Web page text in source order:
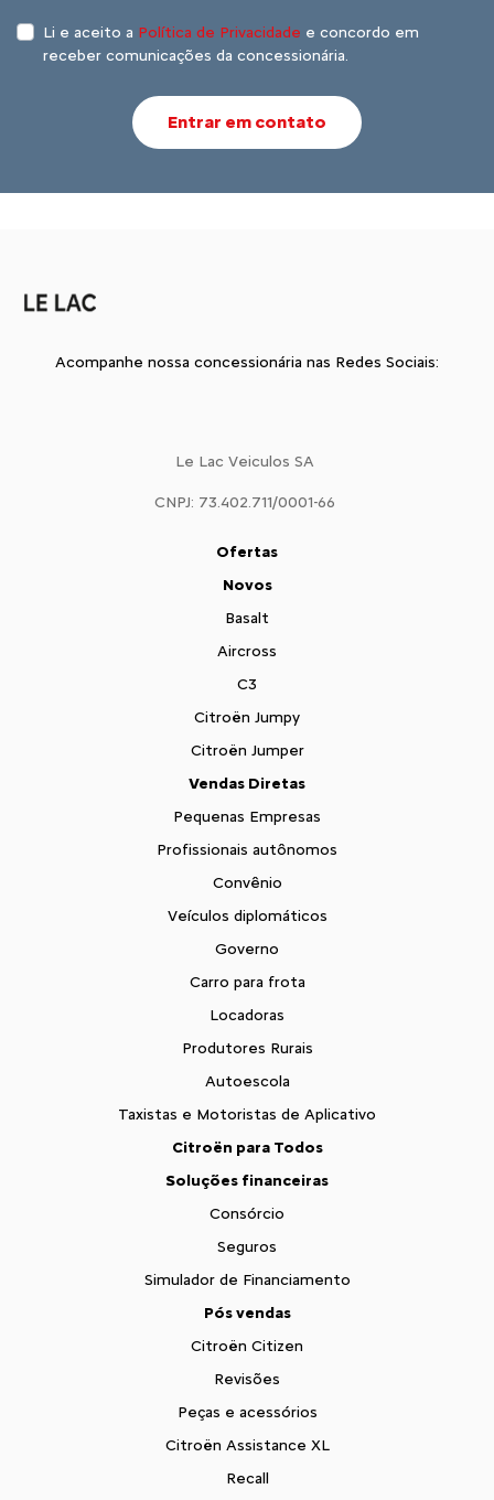
Li e aceito a Política de Privacidade e concordo em
receber comunicações da concessionária.
Entrar em contato
Acompanhe nossa concessionária nas Redes Sociais:
Le Lac Veiculos SA
CNPJ: 73.402.711/0001-66
Ofertas
Novos
Basalt
Aircross
C3
Citroën Jumpy
Citroën Jumper
Vendas Diretas
Pequenas Empresas
Profissionais autônomos
Convênio
Veículos diplomáticos
Governo
Carro para frota
Locadoras
Produtores Rurais
Autoescola
Taxistas e Motoristas de Aplicativo
Citroën para Todos
Soluções financeiras
Consórcio
Seguros
Simulador de Financiamento
Pós vendas
Citroën Citizen
Revisões
Peças e acessórios
Citroën Assistance XL
Recall